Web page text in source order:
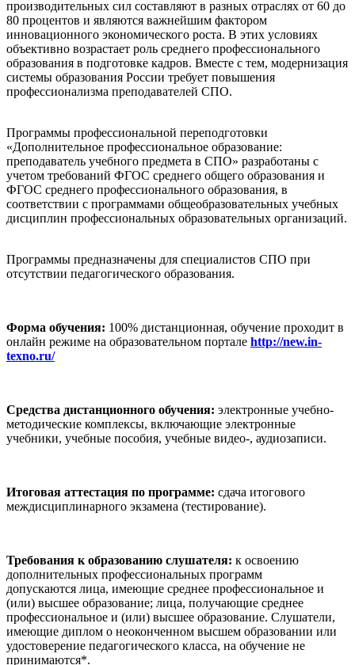
производительных сил составляют в разных отраслях от 60 до
80 процентов и являются важнейшим фактором
инновационного экономического роста. В этих условиях
объективно возрастает роль среднего профессионального
образования в подготовке кадров. Вместе с тем, модернизация
системы образования России требует повышения
профессионализма преподавателей СПО.
Программы профессиональной переподготовки
«Дополнительное профессиональное образование:
преподаватель учебного предмета в СПО» разработаны с
учетом требований ФГОС среднего общего образования и
ФГОС среднего профессионального образования, в
соответствии с программами общеобразовательных учебных
дисциплин профессиональных образовательных организаций.
Программы предназначены для специалистов СПО при
отсутствии педагогического образования.
Форма обучения: 100% дистанционная, обучение проходит в
онлайн режиме на образовательном портале http://new.in-
texno.ru/
Средства дистанционного обучения: электронные учебно-
методические комплексы, включающие электронные
учебники, учебные пособия, учебные видео-, аудиозаписи.
Итоговая аттестация по программе: сдача итогового
междисциплинарного экзамена (тестирование).
Требования к образованию слушателя: к освоению
дополнительных профессиональных программ
допускаются лица, имеющие среднее профессиональное и
(или) высшее образование; лица, получающие среднее
профессиональное и (или) высшее образование. Слушатели,
имеющие диплом о неоконченном высшем образовании или
удостоверение педагогического класса, на обучение не
принимаются*.